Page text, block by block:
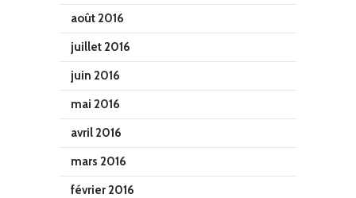
août 2016
juillet 2016
juin 2016
mai 2016
avril 2016
mars 2016
février 2016